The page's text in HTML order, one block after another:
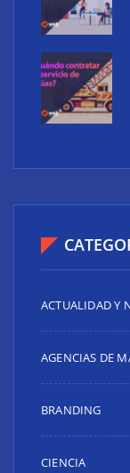
ACTUALIDAD Y
AGENCIAS DE
BRANDING
CIENCIA